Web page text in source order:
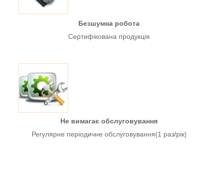
Безшумна робота
Сертифікована продукція
Не вимагає обслуговування
Регулярне періодичне обслуговування(1 раз/рік)